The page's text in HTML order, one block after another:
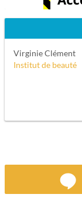
Virginie Clément
Institut de beauté